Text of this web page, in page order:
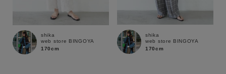
shika
web store BINGOYA
170cm
shika
web store BINGOYA
170cm